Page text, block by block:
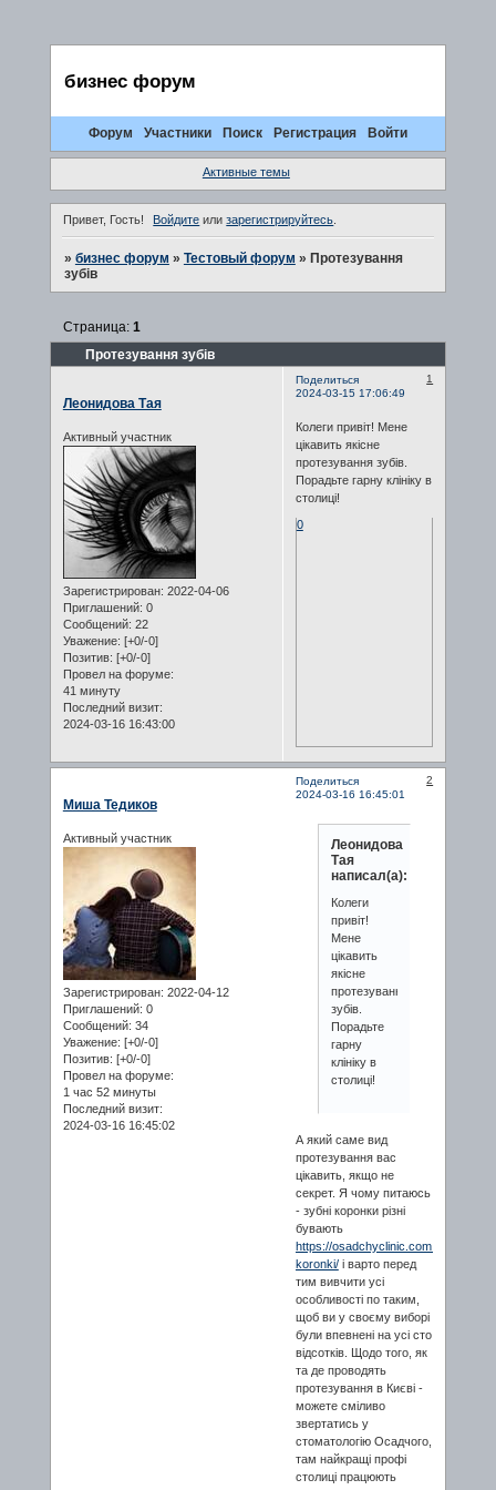
бизнес форум
Форум Участники Поиск Регистрация Войти
Активные темы
Привет, Гость! Войдите илизарегистрируйтесь.
» бизнес форум » Тестовый форум » Протезування
зубів
Протезування зубів
Страница: 1
Поделиться
1
2024-03-15 17:06:49
Леонидова Тая
Активный участник
Зарегистрирован: 2022-04-06
Приглашений: 0
Сообщений: 22
Уважение: [+0/-0]
Позитив: [+0/-0]
Провел на форуме:
41 минуту
Последний визит:
2024-03-16 16:43:00
Колеги привіт! Мене
цікавить якісне
протезування зубів.
Порадьте гарну клініку в
столиці!
0
Поделиться
2
2024-03-16 16:45:01
Миша Тедиков
Активный участник
Зарегистрирован: 2022-04-12
Приглашений: 0
Сообщений: 34
Уважение: [+0/-0]
Позитив: [+0/-0]
Провел на форуме:
1 час 52 минуты
Последний визит:
2024-03-16 16:45:02
Леонидова
Тая
написал(а):
Колеги
привіт!
Мене
цікавить
якісне
протезування
зубів.
Порадьте
гарну
клініку в
столиці!
А який саме вид
протезування вас
цікавить, якщо не
секрет. Я чому питаюсь
- зубні коронки різні
бувають
https://osadchyclinic.com.ua/zubni-
koronki/і варто перед
тим вивчити усі
особливості по таким,
щоб ви у своєму виборі
були впевнені на усі сто
відсотків. Щодо того, як
та де проводять
протезування в Києві -
можете сміливо
звертатись у
стоматологію Осадчого,
там найкращі профі
столиці працюють